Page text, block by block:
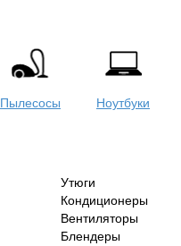
Пылесосы Ноутбуки
Утюги
Кондиционеры
Вентиляторы
Блендеры